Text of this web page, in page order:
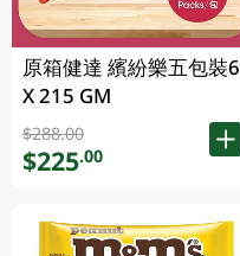
原箱健達 繽紛樂五包裝6
X 215 GM
$288.00
$225.00